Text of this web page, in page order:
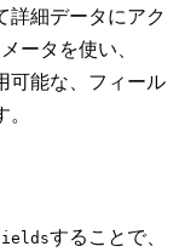
詳細データにアク
ータを使い、
可能な、フィール
することで、